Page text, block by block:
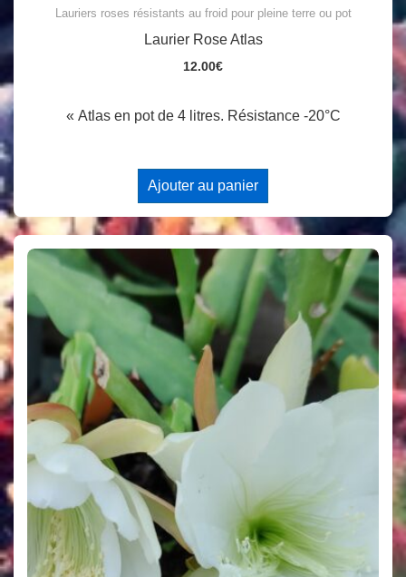
Lauriers roses résistants au froid pour pleine terre ou pot
Laurier Rose Atlas
12.00€
« Atlas en pot de 4 litres. Résistance -20°C
Ajouter au panier